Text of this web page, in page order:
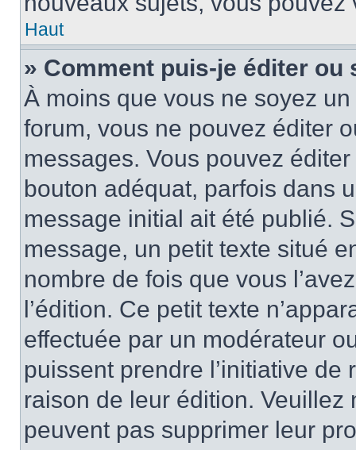
Haut
» Comment puis-je éditer
À moins que vous ne soyez
forum, vous ne pouvez éditer
messages. Vous pouvez
bouton adéquat, parfois dans
message initial ait été publié.
message, un petit texte situé
nombre de fois que vous
l’édition. Ce petit texte
effectuée par un modérateur
puissent prendre l’initiative
raison de leur édition.
peuvent pas supprimer leur